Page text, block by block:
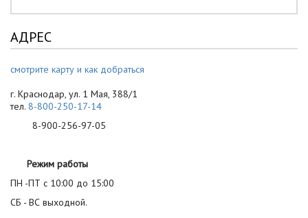
АДРЕС
смотрите карту и как добраться
г. Краснодар, ул. 1 Мая, 388/1
тел. 8-800-250-17-14
8-900-256-97-05
Режим работы
ПН -ПТ с 10:00 до 15:00
СБ - ВС выходной.